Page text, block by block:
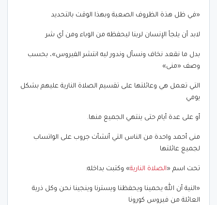
«في ظل هذة الظروف الصعبة وبهذا الوقت بالتحديد
لابد أن يلجأ الإنسان لربنا ليحفظه من الوباء ومن أي شر
بدل ما نقعد نخاف ونسأل وندور ليه انتشر الفيروس»، بحسب
وصف «منى»
التي تعمل هي وعائلتها على تقسيم الصلاة النارية عليهم بشكل
يومي
أو على عدة أيام حتى ينتهي الجميع منها.
منى أحمد واحدة من الناس التي أنشأت جروب على الواتساب
لجميع عائلتها
تحت اسم «الصلاة النارية» وكتبت بداخله:
«النية أن الله يحمينا ويحفظنا ويسترنا وينجينا نحن وكل ذرية
العائلة من فيروس كورونا